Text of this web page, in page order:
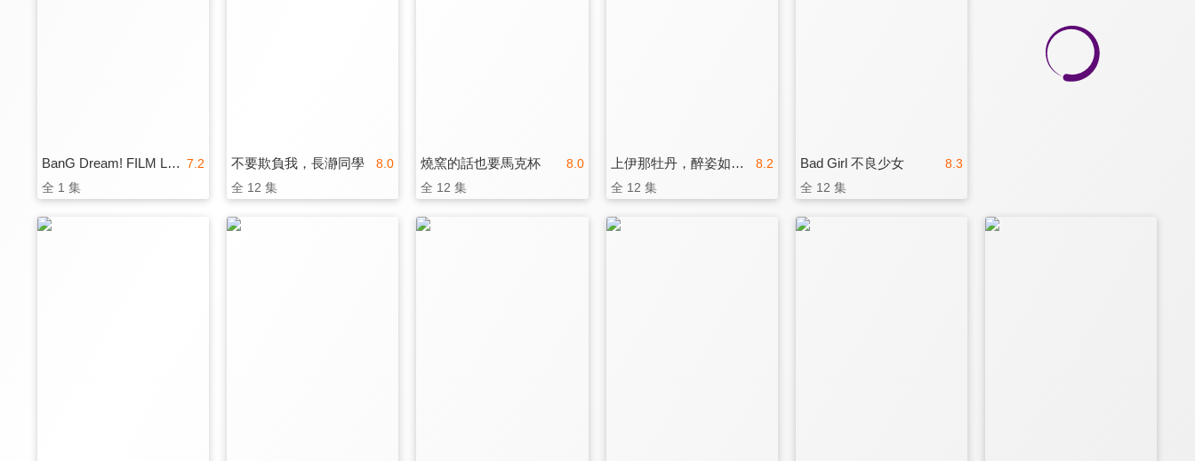
7.2
BanG Dream! FILM LIVE 2nd Stage
全 1 集
8.0
不要欺負我，長瀞同學
全 12 集
8.0
燒窯的話也要馬克杯
全 12 集
8.2
上伊那牡丹，醉姿如百合
全 12 集
8.3
Bad Girl 不良少女
全 12 集